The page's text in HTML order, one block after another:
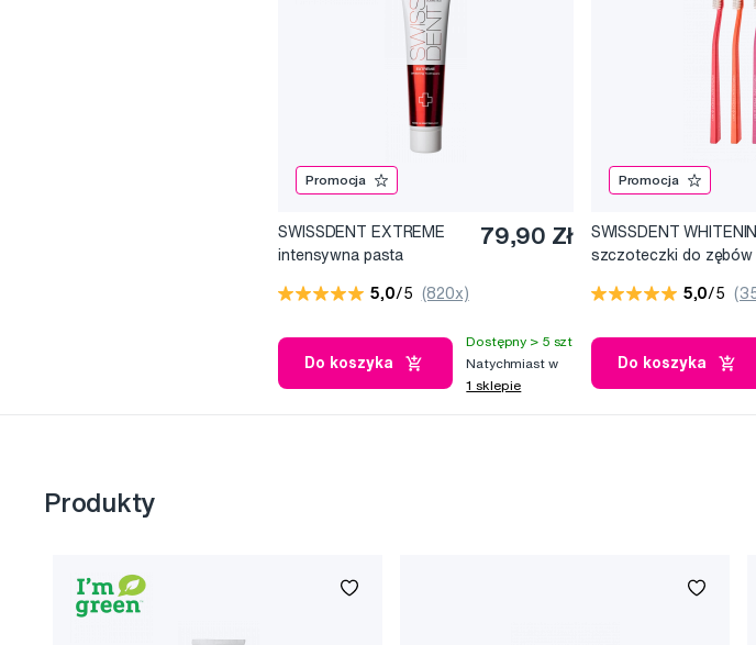
Promocja
SWISSDENT EXTREME
intensywna pasta
79,90 Zł
5,0/5 (820x)
Do koszyka
Dostępny > 5 szt
Natychmiast w
1 sklepie
Promocja
SWISSDENT
szczoteczki do zębów
BERN
5,0/5
Do koszyka
Produkty